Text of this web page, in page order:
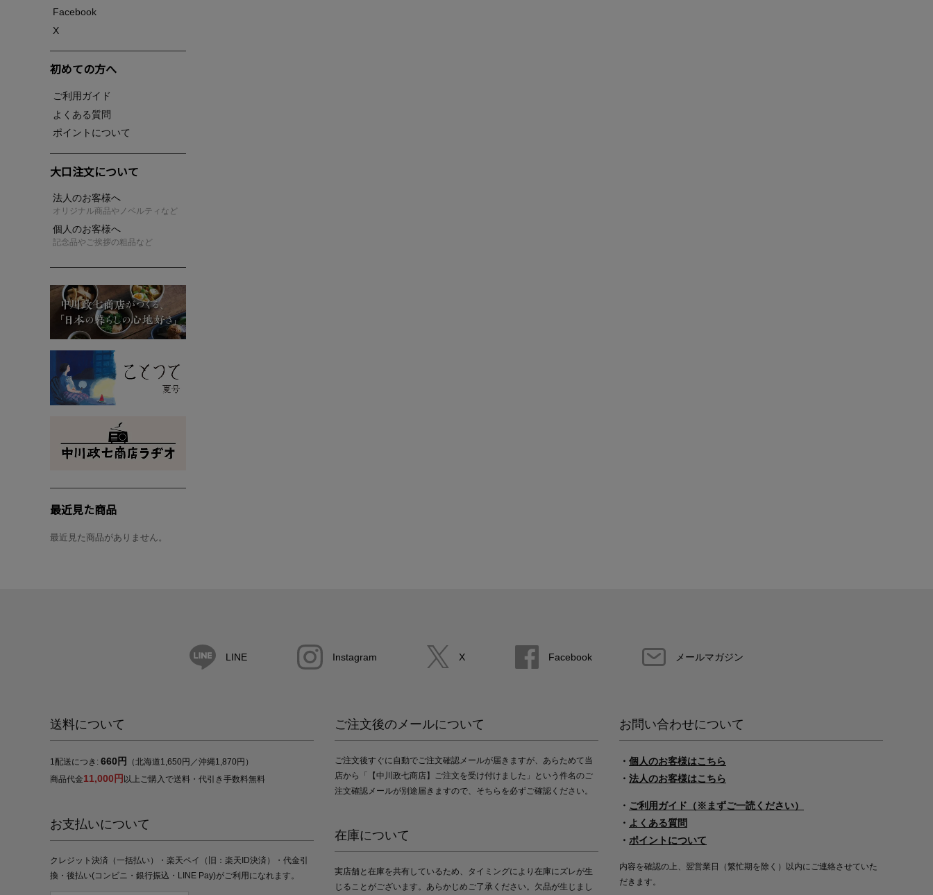
Facebook
X
初めての方へ
ご利用ガイド
よくある質問
ポイントについて
大口注文について
法人のお客様へ
オリジナル商品やノベルティなど
個人のお客様へ
記念品やご挨拶の粗品など
最近見た商品
最近見た商品がありません。
LINE Instagram X Facebook メールマガジン
送料について
1配送につき: 660円
（北海道1,650円／沖縄1,870円）
商品代金11,000円 以上ご購入で送料・代引き手数料無料
お支払いについて
クレジット決済（一括払い）・楽天ペイ（旧：楽天ID決済）・代金引
換・後払い(コンビニ・銀行振込・LINE Pay)がご利用になれます。
ご注文後のメールについて
ご注文後すぐに自動でご注文確認メールが届きますが、あらためて当
店から「【中川政七商店】ご注文を受け付けました」という件名のご
注文確認メールが別途届きますので、そちらを必ずご確認ください。
在庫について
実店舗と在庫を共有しているため、タイミングにより在庫にズレが生
じることがございます。あらかじめご了承ください。欠品が生じまし
お問い合わせについて
・ 個人のお客様はこちら
・ 法人のお客様はこちら
・ ご利用ガイド（※まずご一読ください）
・ よくある質問
・ ポイントについて
内容を確認の上、翌営業日（繁忙期を除く）以内にご連絡させていた
だきます。